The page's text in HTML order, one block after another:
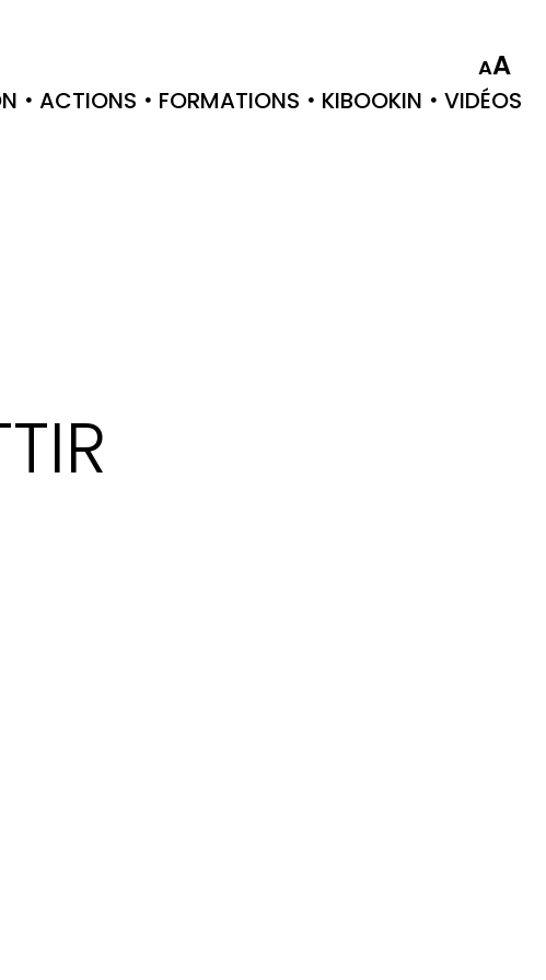
AA
ACTIONS FORMATIONS KIBOOKIN VIDÉOS